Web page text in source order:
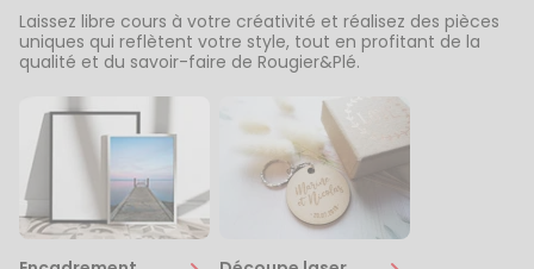
Laissez libre cours à votre créativité et réalisez des pièces
uniques qui reflètent votre style, tout en profitant de la
qualité et du savoir-faire de Rougier&Plé.